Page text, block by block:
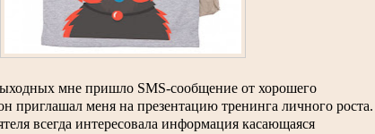
мне пришло SMS-сообщение от хорошего
приглашал меня на презентацию тренинга личного роста.
всегда интересовала информация касающаяся